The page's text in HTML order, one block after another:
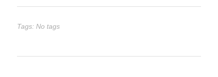
Tags: No tags